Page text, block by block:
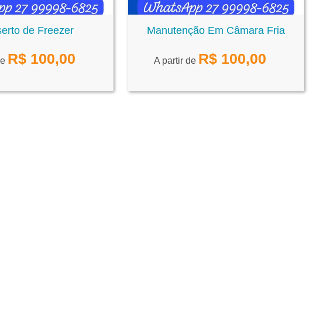
de Freezer
R$ 100,00
Manutenção Em Câmara Fria
A partir de R$ 100,00